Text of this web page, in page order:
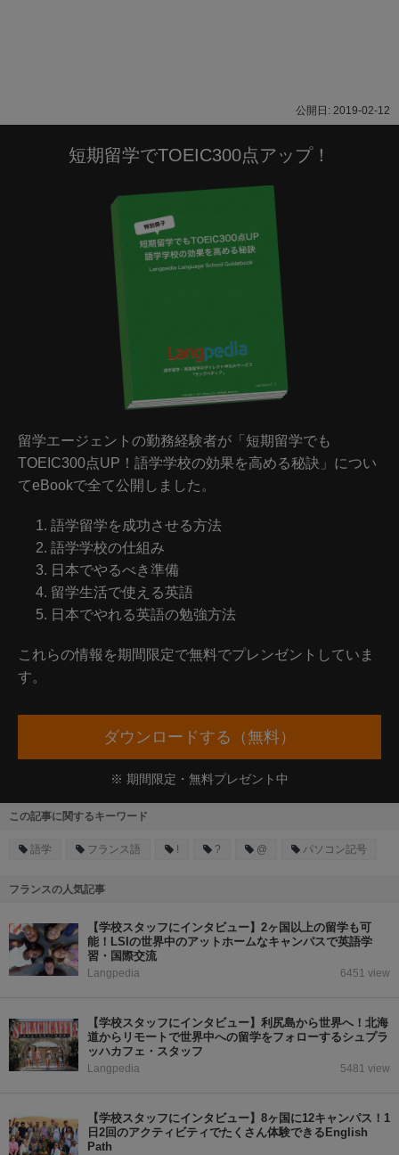
2019-02-12
短期留学でTOEIC300点アップ！
留学エージェントの勤務経験者が「短期留学でも
TOEIC300点UP！語学学校の効果を高める秘訣」につい
てeBookで全て公開しました。
語学留学を成功させる方法
語学学校の仕組み
日本でやるべき準備
留学生活で使える英語
日本でやれる英語の勉強方法
これらの情報を期間限定で無料でプレンゼントしていま
す。
ダウンロードする（無料）
※ 期間限定・無料プレゼント中
この記事に関するキーワード
語学 フランス語 ! ? @ パソコン記号
フランスの人気記事
【学校スタッフにインタビュー】2ヶ国以上の留学も可
能！LSIの世界中のアットホームなキャンパスで英語学
習・国際交流
Langpedia 6451 view
【学校スタッフにインタビュー】利尻島から世界へ！北海
道からリモートで世界中への留学をフォローするシュプラ
ッハカフェ・スタッフ
Langpedia 5481 view
【学校スタッフにインタビュー】8ヶ国に12キャンパス！1
日2回のアクティビティでたくさん体験できるEnglish
Path